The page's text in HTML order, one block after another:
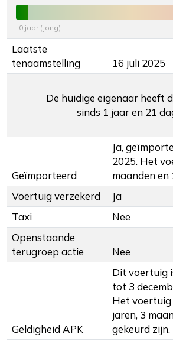
0 jaar (jong)
Laatste
tenaamstelling
16 juli 2025
De huidige eigenaar heeft
sinds 1 jaar en 21
Geïmporteerd
Ja,
2025. Het
maanden en
Voertuig verzekerd
Ja
Taxi
Nee
Openstaande
terugroep actie
Nee
Geldigheid APK
Dit voertuig
tot 3
Het
jaren, 3
gekeurd zijn.